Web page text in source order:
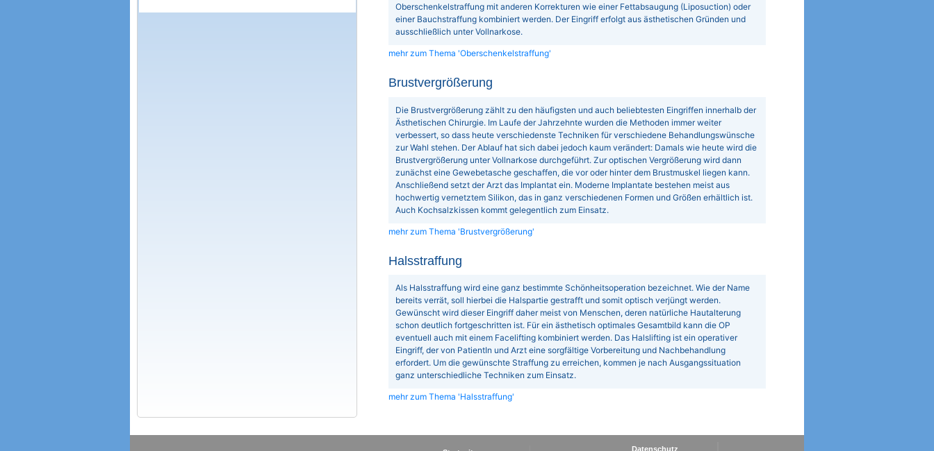
Oberschenkelstraffung mit anderen Korrekturen wie einer Fettabsaugung (Liposuction) oder
einer Bauchstraffung kombiniert werden. Der Eingriff erfolgt aus ästhetischen Gründen und
ausschließlich unter Vollnarkose.
mehr zum Thema 'Oberschenkelstraffung'
Brustvergrößerung
Die Brustvergrößerung zählt zu den häufigsten und auch beliebtesten Eingriffen innerhalb der
Ästhetischen Chirurgie. Im Laufe der Jahrzehnte wurden die Methoden immer weiter
verbessert, so dass heute verschiedenste Techniken für verschiedene Behandlungswünsche
zur Wahl stehen. Der Ablauf hat sich dabei jedoch kaum verändert: Damals wie heute wird die
Brustvergrößerung unter Vollnarkose durchgeführt. Zur optischen Vergrößerung wird dann
zunächst eine Gewebetasche geschaffen, die vor oder hinter dem Brustmuskel liegen kann.
Anschließend setzt der Arzt das Implantat ein. Moderne Implantate bestehen meist aus
hochwertig vernetztem Silikon, das in ganz verschiedenen Formen und Größen erhältlich ist.
Auch Kochsalzkissen kommt gelegentlich zum Einsatz.
mehr zum Thema 'Brustvergrößerung'
Halsstraffung
Als Halsstraffung wird eine ganz bestimmte Schönheitsoperation bezeichnet. Wie der Name
bereits verrät, soll hierbei die Halspartie gestrafft und somit optisch verjüngt werden.
Gewünscht wird dieser Eingriff daher meist von Menschen, deren natürliche Hautalterung
schon deutlich fortgeschritten ist. Für ein ästhetisch optimales Gesamtbild kann die OP
eventuell auch mit einem Facelifting kombiniert werden. Das Halslifting ist ein operativer
Eingriff, der von PatientIn und Arzt eine sorgfältige Vorbereitung und Nachbehandlung
erfordert. Um die gewünschte Straffung zu erreichen, kommen je nach Ausgangssituation
ganz unterschiedliche Techniken zum Einsatz.
mehr zum Thema 'Halsstraffung'
Datenschutz